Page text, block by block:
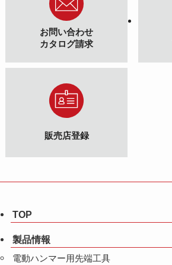
お問い合わせ
カタログ請求
販売店登録
TOP
製品情報
電動ハンマー用先端工具